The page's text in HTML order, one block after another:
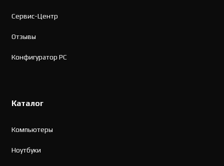
Сервис-Центр
Отзывы
Конфигуратор PC
Каталог
Компьютеры
Ноутбуки